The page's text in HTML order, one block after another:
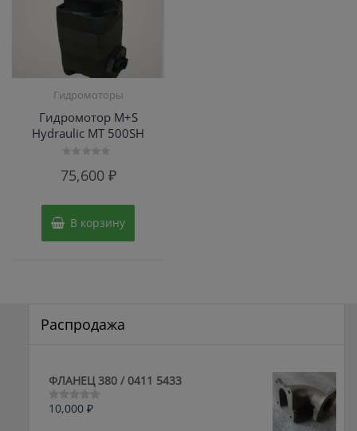
Гидромоторы
Гидромотор M+S
Hydraulic МТ 500SH
0
75,600 ₽
В корзину
Распродажа
ФЛАНЕЦ 380 / 0411 5433
Оценка
10,000 ₽